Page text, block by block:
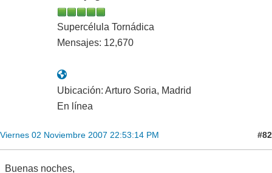
Supercélula Tornádica
Mensajes: 12,670
Ubicación: Arturo Soria, Madrid
En línea
Viernes 02 Noviembre 2007 22:53:14 PM #82
Buenas noches,